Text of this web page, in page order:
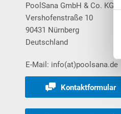
PoolSana GmbH & Co. KG
Vershofenstraße 10
90431 Nürnberg
Deutschland
E-Mail: info(at)poolsana.de
Kontaktformular